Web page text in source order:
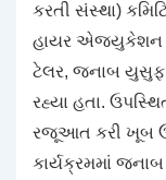
કરતી સંસ્થા)
હાયર એજ્યુકેશન
ટેલર, જનાબ યુસુફ
રહ્યા હતા.
રજૂઆત કરી ખૂબ
કાર્યક્રમમાં